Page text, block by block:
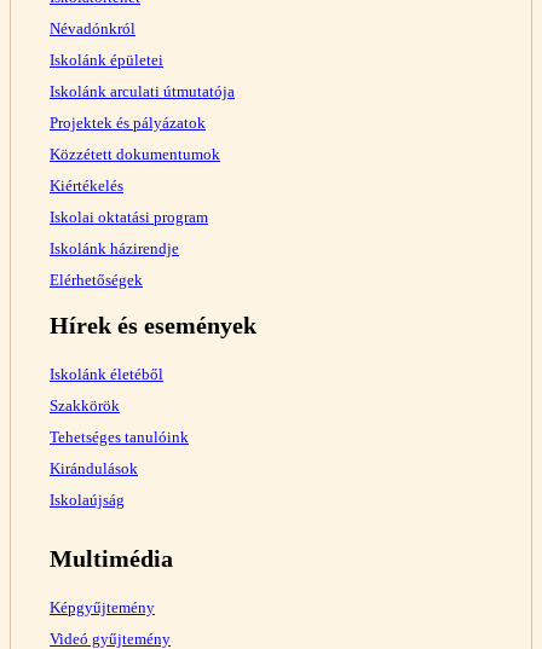
Névadónkról
Iskolánk épületei
Iskolánk arculati útmutatója
Projektek és pályázatok
Közzétett dokumentumok
Kiértékelés
Iskolai oktatási program
Iskolánk házirendje
Elérhetőségek
Hírek és események
Iskolánk életéből
Szakkörök
Tehetséges tanulóink
Kirándulások
Iskolaújság
Multimédia
Képgyűjtemény
Videó gyűjtemény